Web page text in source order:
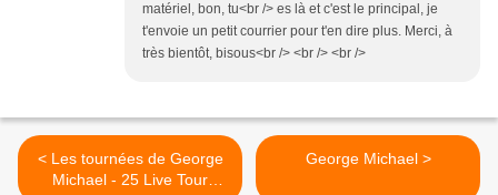
matériel, bon, tu<br /> es là et c'est le principal, je
t'envoie un petit courrier pour t'en dire plus. Merci, à
très bientôt, bisous<br /> <br /> <br />
< Les tournées de George
Michael - 25 Live Tour
George Michael >